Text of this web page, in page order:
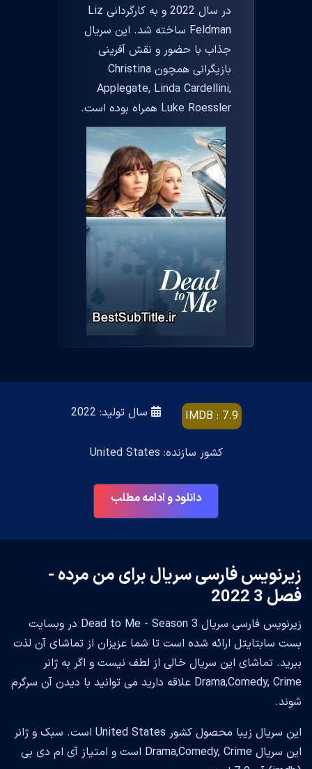
در سال 2022 و به کارگردانی Liz
Feldman ساخته شد. این سریال
جذاب با حضور و نقش آفرینی
بازیگرانی همچون Christina
Applegate, Linda Cardellini,
Luke Roessler همراه بوده است.
IMDB : 7.9 سال تولید: 2022
کشور سازنده: United States
دانلود و ادامه مطلب
زیرنویس فارسی سریال برای من مرده -
فصل 3 2022
زیرنویس فارسی سریال Dead to Me - Season 3 در وبسایت
بست سابتایتل ارائه شده است تا شما عزیزان از تماشای آن لذت
ببرید. تماشای این سریال خالی از لطف نیست و اگر به ژانر
Drama,Comedy, Crime علاقه دارید می توانید با دیدن آن سرگرم
شوند.
این سریال زیبا محصول کشور United States است. سبک و ژانر
این سریال Drama,Comedy, Crime است و امتیاز آی ام دی بی